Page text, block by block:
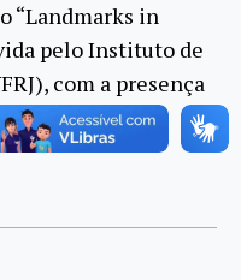
“Landmarks in
pelo Instituto de
com a presença
do Nobel de